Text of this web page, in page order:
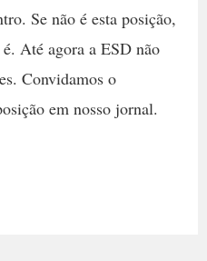
Se não é esta posição,
Até agora a ESD não
Convidamos o
em nosso jornal.